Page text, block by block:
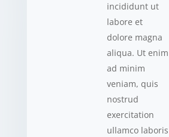
incididunt ut
labore et
dolore magna
aliqua. Ut enim
ad minim
veniam, quis
nostrud
exercitation
ullamco laboris